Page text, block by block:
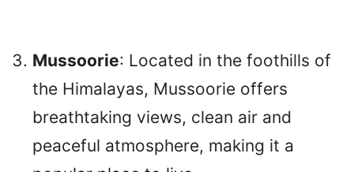
Mussoorie: Located in the foothills of
the Himalayas, Mussoorie offers
breathtaking views, clean air and
peaceful atmosphere, making it a